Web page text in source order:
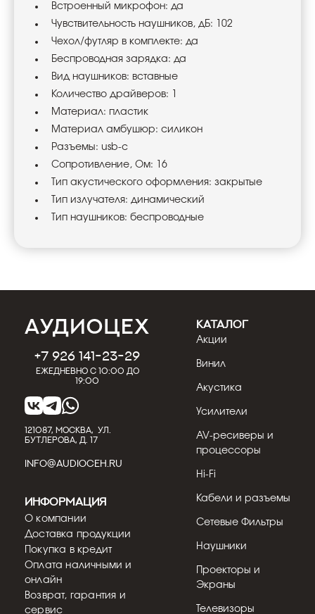
Встроенный микрофон: да
Чувствительность наушников, дБ: 102
Чехол/футляр в комплекте: да
Беспроводная зарядка: да
Вид наушников: вставные
Количество драйверов: 1
Материал: пластик
Материал амбушюр: силикон
Разъемы: usb-c
Сопротивление, Ом: 16
Тип акустического оформления: закрытые
Тип излучателя: динамический
Тип наушников: беспроводные
+7 926 141-23-29
Ежедневно с 10:00 до
19:00
121087, МОСКВА, УЛ.
БУТЛЕРОВА, Д. 17
INFO@AUDIOCEH.RU
КАТАЛОГ
Акции
Винил
Акустика
Усилители
AV-ресиверы и
процессоры
Hi-Fi
Кабели и разъемы
Сетевые Фильтры
Наушники
Проекторы и
Экраны
Телевизоры
Информация
О компании
Доставка продукции
Покупка в кредит
Оплата наличными и
онлайн
Возврат, гарантия и
сервис